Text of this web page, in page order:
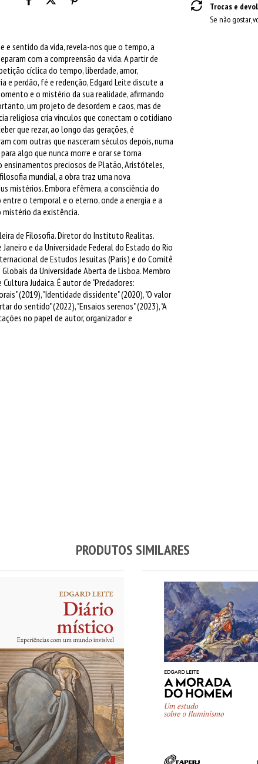
e sentido da vida, revela-nos que o tempo, a
com a compreensão da vida. A partir de
cíclica do tempo, liberdade, amor,
perdão, fé e redenção, Edgard Leite discute a
e o mistério da sua realidade, afirmando
um projeto de desordem e caos, mas de
religiosa cria vínculos que conectam o cotidiano
que rezar, ao longo das gerações, é
com outras que nasceram séculos depois, numa
algo que nunca morre e orar se torna
ensinamentos preciosos de Platão, Aristóteles,
mundial, a obra traz uma nova
mistérios. Embora efêmera, a consciência do
o temporal e o eterno, onde a energia e a
da existência.
de Filosofia. Diretor do Instituto Realitas.
e da Universidade Federal do Estado do Rio
de Estudos Jesuítas (Paris) e do Comitê
da Universidade Aberta de Lisboa. Membro
Judaica. É autor de "Predadores:
(2019), "Identidade dissidente" (2020), "O valor
do sentido" (2022), "Ensaios serenos" (2023), "A
no papel de autor, organizador e
Trocas e
Se não gostar,
PRODUTOS SIMILARES